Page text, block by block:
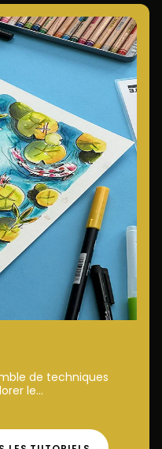
de techniques
le...